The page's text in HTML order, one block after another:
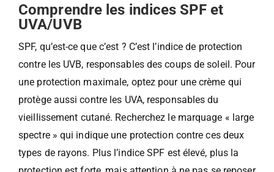
Comprendre les indices SPF et
UVA/UVB
SPF, qu’est-ce que c’est ? C’est l’indice de protection
contre les UVB, responsables des coups de soleil. Pour
une protection maximale, optez pour une crème qui
protège aussi contre les UVA, responsables du
vieillissement cutané. Recherchez le marquage « large
spectre » qui indique une protection contre ces deux
types de rayons. Plus l’indice SPF est élevé, plus la